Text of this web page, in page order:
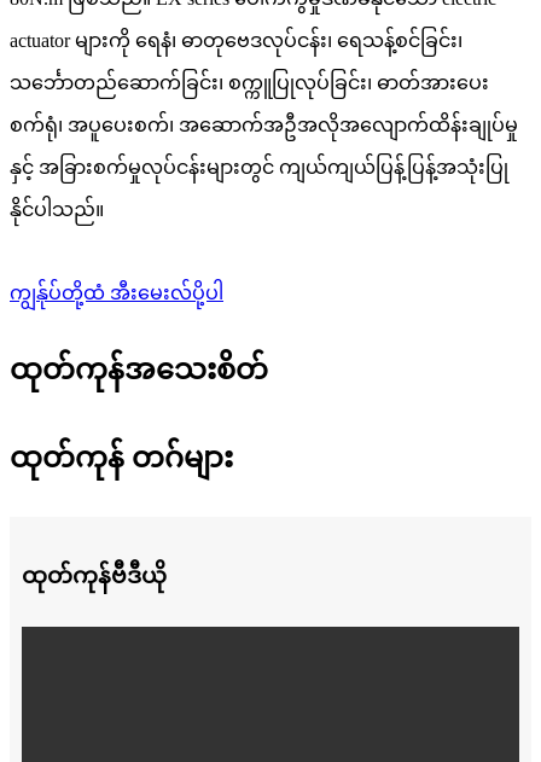
actuator များကို ရေနံ၊ ဓာတုဗေဒလုပ်ငန်း၊ ရေသန့်စင်ခြင်း၊
သင်္ဘောတည်ဆောက်ခြင်း၊ စက္ကူပြုလုပ်ခြင်း၊ ဓာတ်အားပေး
စက်ရုံ၊ အပူပေးစက်၊ အဆောက်အဦအလိုအလျောက်ထိန်းချုပ်မှု
နှင့် အခြားစက်မှုလုပ်ငန်းများတွင် ကျယ်ကျယ်ပြန့်ပြန့်အသုံးပြု
နိုင်ပါသည်။
ကျွန်ုပ်တို့ထံ အီးမေးလ်ပို့ပါ
ထုတ်ကုန်အသေးစိတ်
ထုတ်ကုန် တဂ်များ
ထုတ်ကုန်ဗီဒီယို